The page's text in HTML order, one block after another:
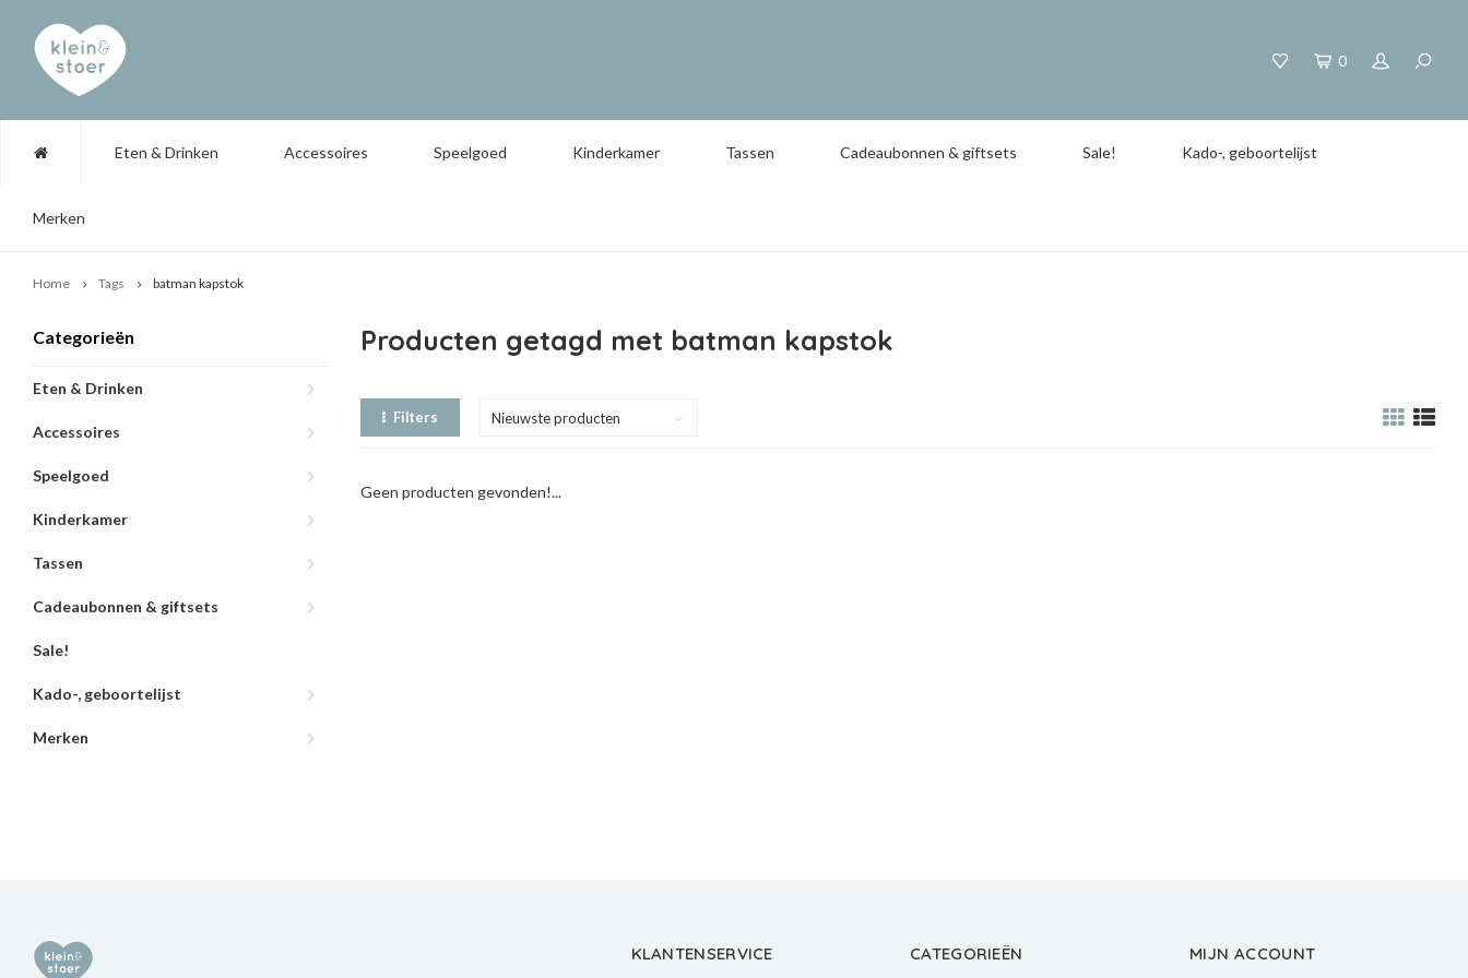
0
Eten & Drinken Accessoires Speelgoed Kinderkamer Tassen Cadeaubonnen & giftsets Sale! Kado-, geboortelijst
Merken
Home Tags batman kapstok
Categorieën
Eten & Drinken
Accessoires
Speelgoed
Kinderkamer
Tassen
Cadeaubonnen & giftsets
Sale!
Kado-, geboortelijst
Merken
Producten getagd met batman kapstok
Filters Nieuwste producten
Geen producten gevonden!...
KLANTENSERVICE CATEGORIEËN MIJN ACCOUNT